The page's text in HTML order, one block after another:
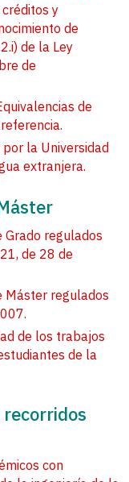
y
de
de la Ley
de
de
la Universidad
extranjera.
Grado regulados
de 28 de
Máster regulados
de los trabajos
de la
recorridos
con